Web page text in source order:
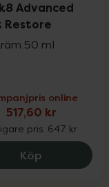
Upp till 25%
Upp till 30%
672.8 kr.
Advanced
Restore
50 ml
online
517,60 kr
pris: 647 kr
Köp Medik8